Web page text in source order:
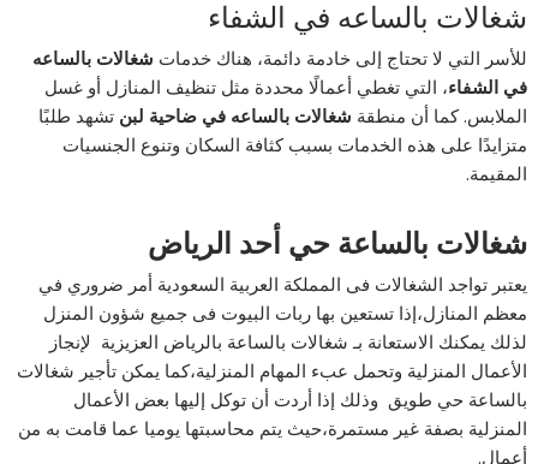
شغالات بالساعه في الشفاء
للأسر التي لا تحتاج إلى خادمة دائمة، هناك خدمات شغالات بالساعه
في الشفاء، التي تغطي أعمالًا محددة مثل تنظيف المنازل أو غسل
الملابس. كما أن منطقة شغالات بالساعه في ضاحية لبن تشهد طلبًا
متزايدًا على هذه الخدمات بسبب كثافة السكان وتنوع الجنسيات
المقيمة.
شغالات بالساعة حي أحد الرياض
يعتبر تواجد الشغالات فى المملكة العربية السعودية أمر ضروري في
معظم المنازل،إذا تستعين بها ربات البيوت فى جميع شؤون المنزل
لذلك يمكنك الاستعانة بـ شغالات بالساعة بالرياض العزيزية لإنجاز
الأعمال المنزلية وتحمل عبء المهام المنزلية،كما يمكن تأجير شغالات
بالساعة حي طويق وذلك إذا أردت أن توكل إليها بعض الأعمال
المنزلية بصفة غير مستمرة،حيث يتم محاسبتها يوميا عما قامت به من
أعمال.